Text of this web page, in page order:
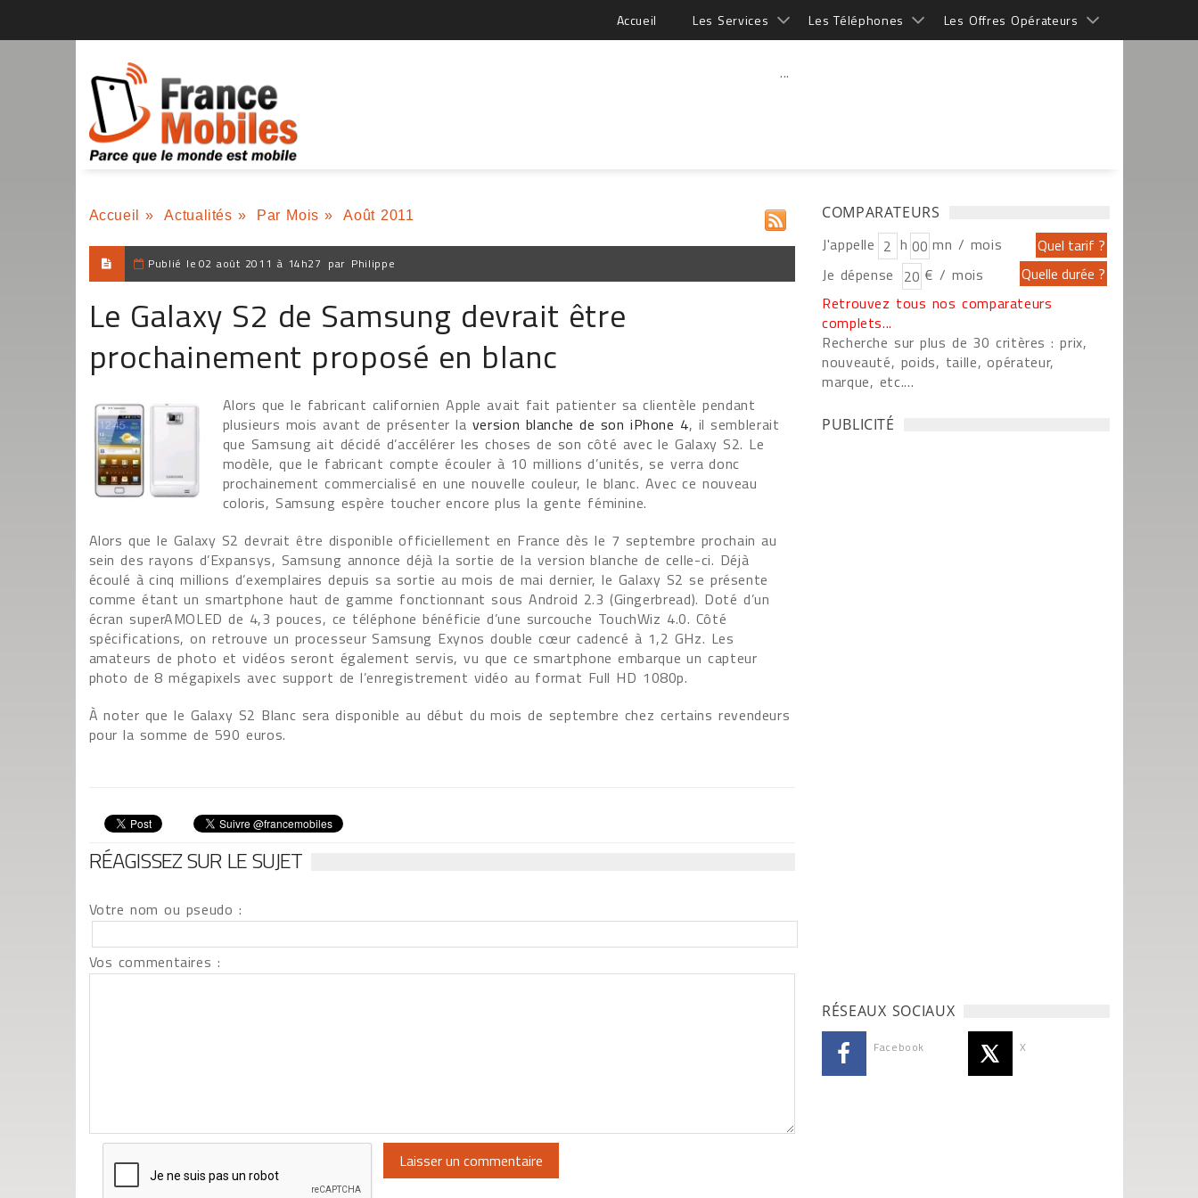
Accueil Les Services Les Téléphones Les Offres Opérateurs
...
Accueil » Actualités » Par Mois » Août 2011
Publié le 02 août 2011 à 14h27 par Philippe
Le Galaxy S2 de Samsung devrait être
prochainement proposé en blanc
Alors que le fabricant californien Apple avait fait patienter sa clientèle pendant
plusieurs mois avant de présenter la version blanche de son iPhone 4, il semblerait
que Samsung ait décidé d’accélérer les choses de son côté avec le Galaxy S2. Le
modèle, que le fabricant compte écouler à 10 millions d’unités, se verra donc
prochainement commercialisé en une nouvelle couleur, le blanc. Avec ce nouveau
coloris, Samsung espère toucher encore plus la gente féminine.
Alors que le Galaxy S2 devrait être disponible officiellement en France dès le 7 septembre prochain au
sein des rayons d’Expansys, Samsung annonce déjà la sortie de la version blanche de celle-ci. Déjà
écoulé à cinq millions d’exemplaires depuis sa sortie au mois de mai dernier, le Galaxy S2 se présente
comme étant un smartphone haut de gamme fonctionnant sous Android 2.3 (Gingerbread). Doté d’un
écran superAMOLED de 4,3 pouces, ce téléphone bénéficie d’une surcouche TouchWiz 4.0. Côté
spécifications, on retrouve un processeur Samsung Exynos double cœur cadencé à 1,2 GHz. Les
amateurs de photo et vidéos seront également servis, vu que ce smartphone embarque un capteur
photo de 8 mégapixels avec support de l’enregistrement vidéo au format Full HD 1080p.
À noter que le Galaxy S2 Blanc sera disponible au début du mois de septembre chez certains revendeurs
pour la somme de 590 euros.
RÉAGISSEZ SUR LE SUJET
Votre nom ou pseudo :
Vos commentaires :
COMPARATEURS
J'appelle h
mn / mois
Je dépense
€ / mois
Retrouvez tous nos comparateurs
complets...
Recherche sur plus de 30 critères : prix,
nouveauté, poids, taille, opérateur,
marque, etc....
PUBLICITÉ
RÉSEAUX SOCIAUX
Facebook X